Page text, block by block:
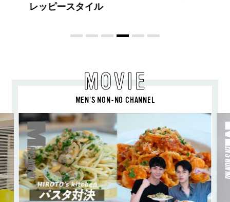
な“SUMMER PINK”［meets Jouete!
MOVIE
MEN’S NON-NO CHANNEL